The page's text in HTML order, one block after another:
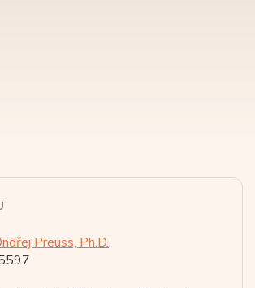
Preuss, Ph.D.